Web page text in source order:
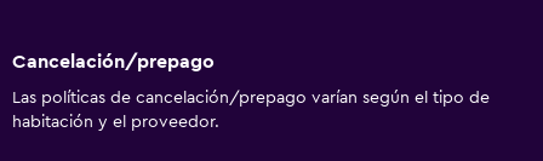
Cancelación/prepago
Las políticas de cancelación/prepago varían según el tipo de
habitación y el proveedor.